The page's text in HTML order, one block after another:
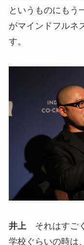
というものにもう
がマインドフルネ
す。
井上 それはすご
学校ぐらいの時は